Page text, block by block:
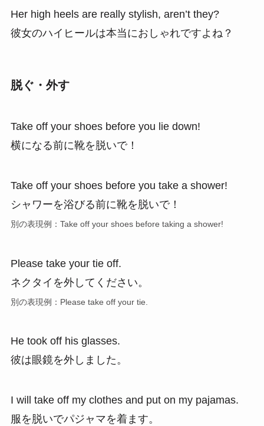
Her high heels are really stylish, aren’t they?
彼女のハイヒールは本当におしゃれですよね？
脱ぐ・外す
Take off your shoes before you lie down!
横になる前に靴を脱いで！
Take off your shoes before you take a shower!
シャワーを浴びる前に靴を脱いで！
別の表現例：Take off your shoes before taking a shower!
Please take your tie off.
ネクタイを外してください。
別の表現例：Please take off your tie.
He took off his glasses.
彼は眼鏡を外しました。
I will take off my clothes and put on my pajamas.
服を脱いでパジャマを着ます。